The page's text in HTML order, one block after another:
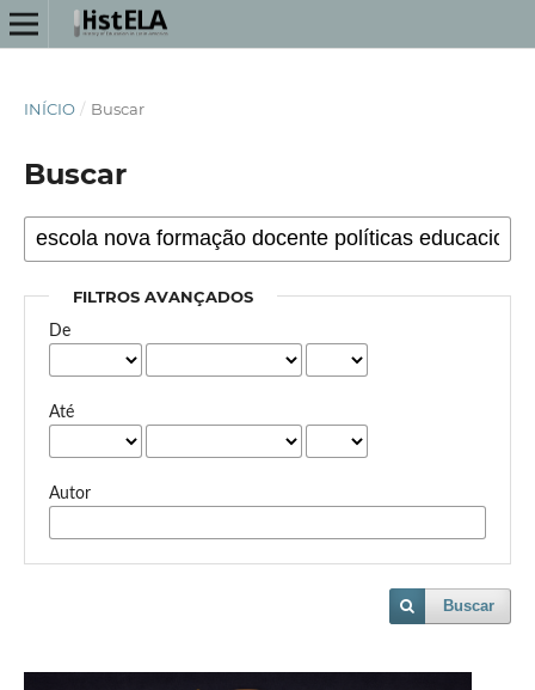
INÍCIO / Buscar
Buscar
FILTROS AVANÇADOS
De
Até
Autor
Buscar